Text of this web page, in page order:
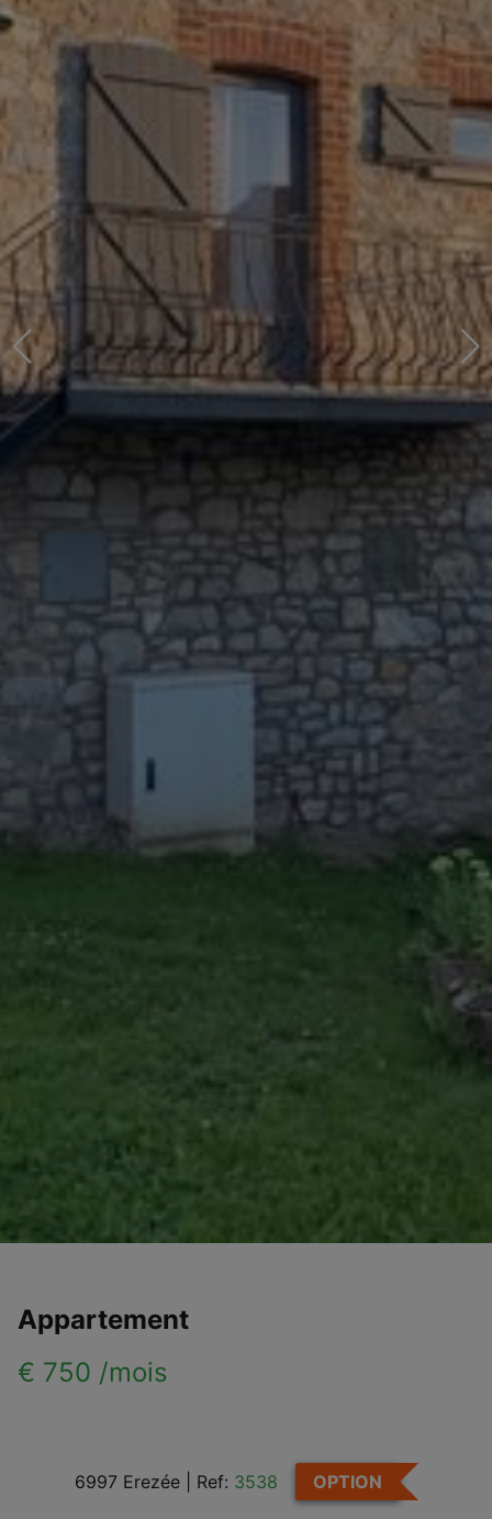
Appartement
€ 750 /mois
6997 Erezée Ref: 3538 OPTION